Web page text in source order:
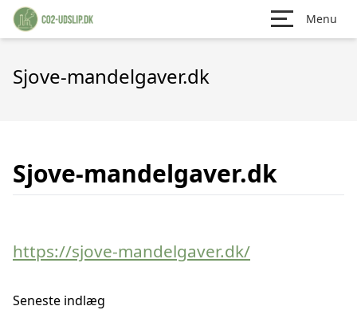
Menu
Sjove-mandelgaver.dk
Sjove-mandelgaver.dk
https://sjove-mandelgaver.dk/
Seneste indlæg